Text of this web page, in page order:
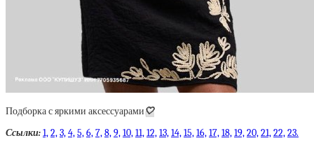
Подборка с яркими аксессуарами🤍
Ссылки:1,2,3,4,5,6,7,8,9,10,11,12,13,14,15,16,17,18,19,20,21,22,23.